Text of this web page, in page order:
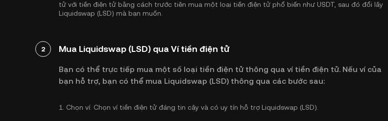
tử với tiền điện tử bằng cách trước tiên mua một loại tiền điện tử phổ biến như USDT , sau đó đổi lấy
Liquidswap (LSD) mà bạn muốn.
2 Mua Liquidswap (LSD) qua Ví tiền điện tử
Bạn có thể trực tiếp mua một số loại tiền điện tử thông qua ví tiền điện tử. Nếu ví của
bạn hỗ trợ, bạn có thể mua Liquidswap (LSD) thông qua các bước sau:
1. Chọn ví: Chọn ví tiền điện tử đáng tin cậy và có uy tín hỗ trợ Liquidswap (LSD).